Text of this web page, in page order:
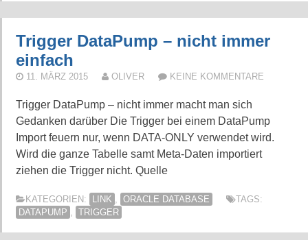
Trigger DataPump – nicht immer
einfach
11. MÄRZ 2015 OLIVER KEINE KOMMENTARE
Trigger DataPump – nicht immer macht man sich
Gedanken darüber Die Trigger bei einem DataPump
Import feuern nur, wenn DATA-ONLY verwendet wird.
Wird die ganze Tabelle samt Meta-Daten importiert
ziehen die Trigger nicht. Quelle
KATEGORIEN: LINK ORACLE DATABASE
TAGS:
DATAPUMP
TRIGGER